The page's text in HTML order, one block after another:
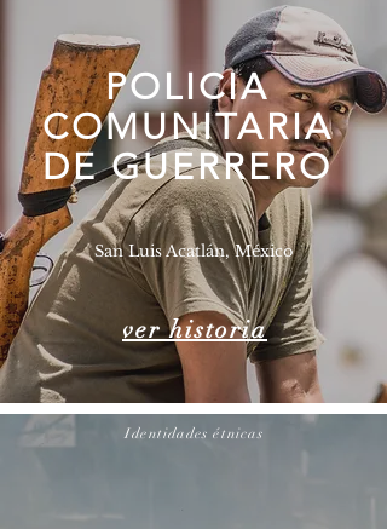
POLICIA
COMUNITARIA
DE GUERRERO
San Luis Acatlán, México
ver historia
Identidades étnicas